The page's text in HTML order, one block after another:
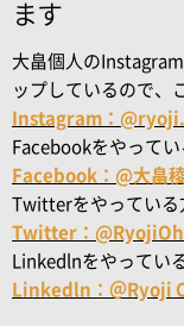
ます
大畠個人の
ップしているので、
Instagram：
Facebookをやって
Facebook：@大畠
Twitterをやっている
Twitter：
Linkedlnをやってい
Linkedln：＠Ryoji